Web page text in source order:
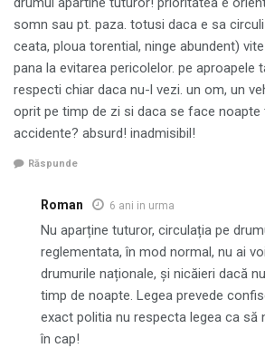
somn sau pt. paza. totusi daca e sa
ceata, ploua torential, ninge abundent)
pana la evitarea pericolelor. pe aproapele
respecti chiar daca nu-l vezi. un om, un
oprit pe timp de zi si daca se face noapte
accidente? absurd! inadmisibil!
Răspunde
Roman 6 ani in urma
Nu aparține tuturor, circulația pe
reglementata, în mod normal, nu ai
drumurile naționale, și nicăieri dacă
timp de noapte. Legea prevede
exact politia nu respecta legea ca să
în cap!